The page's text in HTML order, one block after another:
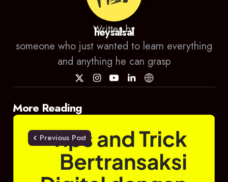
Written by
heysalsal
someone who just wanted to learn everything
and anything he can grasp
More Reading
Post
navigation
Previous Post